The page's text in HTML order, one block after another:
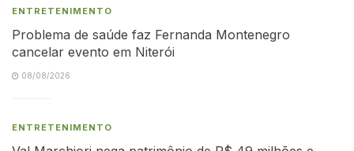
ENTRETENIMENTO
Problema de saúde faz Fernanda Montenegro
cancelar evento em Niterói
08/08/2026
ENTRETENIMENTO